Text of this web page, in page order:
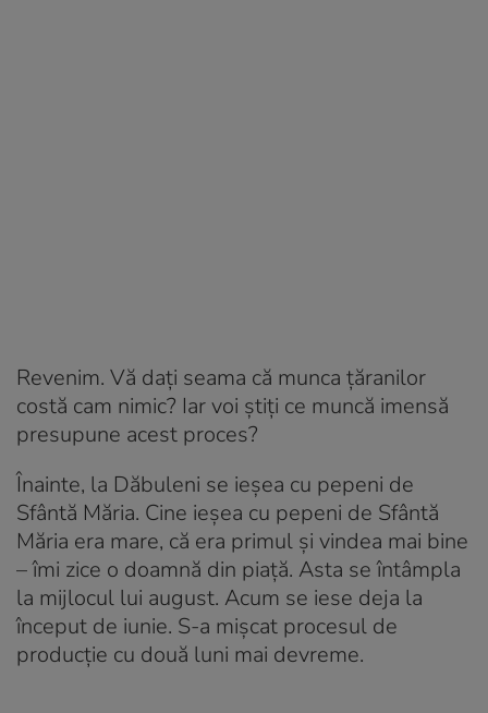
Revenim. Vă dați seama că munca țăranilor
costă cam nimic? Iar voi știți ce muncă imensă
presupune acest proces?
Înainte, la Dăbuleni se ieșea cu pepeni de
Sfântă Măria. Cine ieșea cu pepeni de Sfântă
Măria era mare, că era primul și vindea mai bine
– îmi zice o doamnă din piață. Asta se întâmpla
la mijlocul lui august. Acum se iese deja la
început de iunie. S-a mișcat procesul de
producție cu două luni mai devreme.